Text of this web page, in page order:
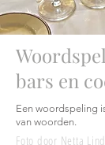
bars en
Een woordspeling
van woorden.
Foto door Netta